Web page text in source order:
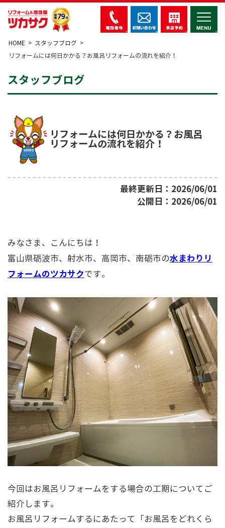
HOME
スタッフブログ
リフォームには何日かかる？お風呂リフォームの流れを紹介！
スタッフブログ
リフォームには何日かかる？お風呂
リフォームの流れを紹介！
最終更新日：2026/06/01
公開日：2026/06/01
みなさま、こんにちは！
富山県砺波市、射水市、高岡市、南砺市の水まわりリ
フォームのツカサクです。
今回はお風呂リフォームをする場合の工期についてご
紹介します。
お風呂リフォームするにあたって「お風呂をどれくら